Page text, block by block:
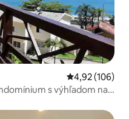
Priemerné
4,92 (106)
s výhľadom na